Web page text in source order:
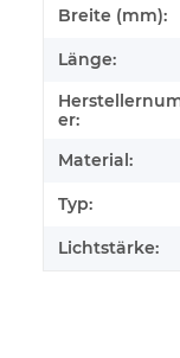
Breite (mm):
Länge:
er:
Material:
Typ:
Lichtstärke: